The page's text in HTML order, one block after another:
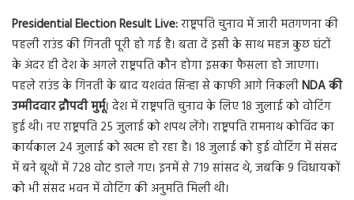
Presidential Election Result Live:राष्ट्रपति चुनाव में जारी मतगणना की
पहली राउंड की गिनती पूरी हो गई है। बता दें इसी के साथ महज कुछ घंटों
के अंदर ही देश के अगले राष्ट्रपति कौन होगा इसका फैसला हो जाएगा।
पहले राउंड के गिनती के बाद यशवंत सिन्हा से काफी आगे निकलीNDA की
उम्मीदवार द्रौपदी मुर्मू। देश में राष्ट्रपति चुनाव के लिए 18 जुलाई को वोटिंग
हुई थी। नए राष्ट्रपति 25 जुलाई को शपथ लेंगे। राष्ट्रपति रामनाथ कोविंद का
कार्यकाल 24 जुलाई को खत्म हो रहा है। 18 जुलाई को हुई वोटिंग में संसद
में बने बूथों में 728 वोट डाले गए। इनमें से 719 सांसद थे, जबकि 9 विधायकों
को भी संसद भवन में वोटिंग की अनुमति मिली थी।